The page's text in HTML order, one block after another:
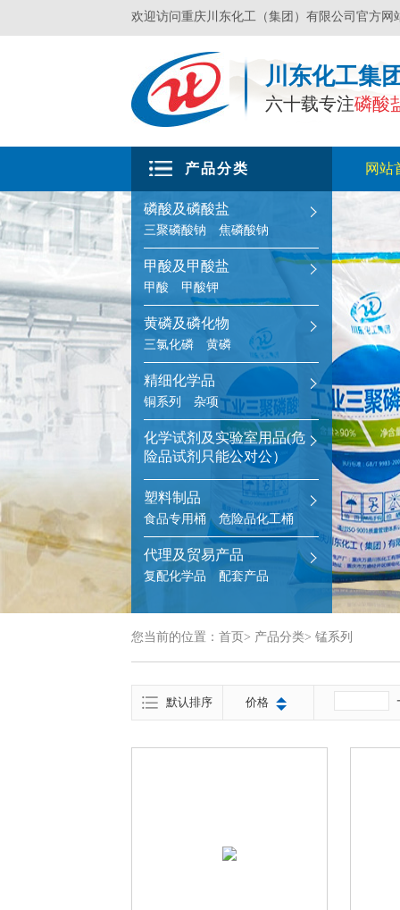
欢迎访问重庆川东化工（集团）有限公司官方网
川东化工集
六十载专注磷酸
产品分类
磷酸及磷酸盐
三聚磷酸钠 焦磷酸钠
甲酸及甲酸盐
甲酸 甲酸钾
黄磷及磷化物
三氯化磷 黄磷
精细化学品
铜系列 杂项
化学试剂及实验室用品(危
险品试剂只能公对公）
塑料制品
食品专用桶 危险品化工桶
代理及贸易产品
复配化学品 配套产品
网站
您当前的位置： 首页 > 产品分类> 锰系列
默认排序 价格